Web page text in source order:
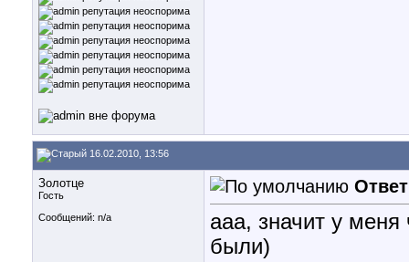
16.02.2010, 13:56
Золотце
Гость
Сообщений: n/a
ааа, значит у меня
были)